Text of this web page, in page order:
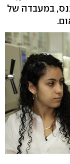
במעבדה של